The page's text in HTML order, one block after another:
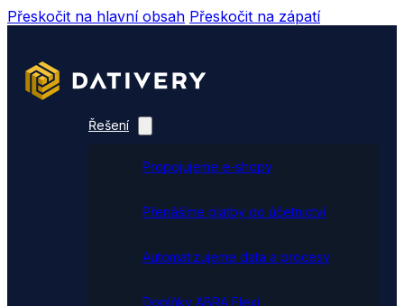
Přeskočit na hlavní obsah Přeskočit na zápatí
Řešení
Propojujeme e-shopy
Přenášíme platby do účetnictví
Automatizujeme data a procesy
Doplňky ABRA Flexi